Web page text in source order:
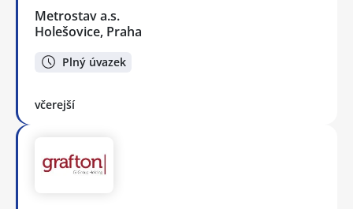
Metrostav a.s.
Holešovice, Praha
Plný úvazek
včerejší